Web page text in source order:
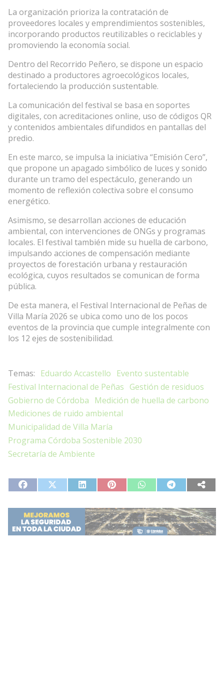
La organización prioriza la contratación de
proveedores locales y emprendimientos sostenibles,
incorporando productos reutilizables o reciclables y
promoviendo la economía social.
Dentro del Recorrido Peñero, se dispone un espacio
destinado a productores agroecológicos locales,
fortaleciendo la producción sustentable.
La comunicación del festival se basa en soportes
digitales, con acreditaciones online, uso de códigos QR
y contenidos ambientales difundidos en pantallas del
predio.
En este marco, se impulsa la iniciativa “Emisión Cero”,
que propone un apagado simbólico de luces y sonido
durante un tramo del espectáculo, generando un
momento de reflexión colectiva sobre el consumo
energético.
Asimismo, se desarrollan acciones de educación
ambiental, con intervenciones de ONGs y programas
locales. El festival también mide su huella de carbono,
impulsando acciones de compensación mediante
proyectos de forestación urbana y restauración
ecológica, cuyos resultados se comunican de forma
pública.
De esta manera, el Festival Internacional de Peñas de
Villa María 2026 se ubica como uno de los pocos
eventos de la provincia que cumple integralmente con
los 12 ejes de sostenibilidad.
Eduardo Accastello Evento sustentable
Festival Internacional de Peñas Gestión de residuos
Gobierno de Córdoba Medición de huella de carbono
Mediciones de ruido ambiental
Municipalidad de Villa María
Programa Córdoba Sostenible 2030
Secretaría de Ambiente